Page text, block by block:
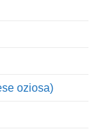
oziosa)